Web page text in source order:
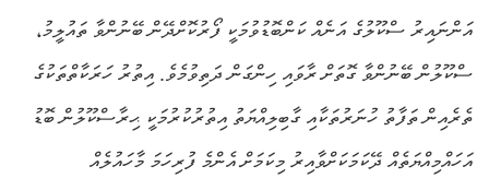
އަންނައިރު ސްކޫލުގެ އަނެއް ކަންބޮޑުވުމަކީ ފޯރުކޮށްދޭން ބޭނުންވާ ތައުލީމު،
ސްކޫލުން ބޭނުންވާ ގޮތަށް ރާވައި ހިންގަން ދަތިވުމެވެ. އިތުރު ހަރަކާތްތަކުގެ
ތެރެއިން ތަފާތު ހުނަރުތަކާއި ގާބިލިއްޔަތު އިތުރުކުރުމަކީ ޙިރާސްކޫލުން ބޮޑު
އަހައްމިއްޔަތެއް ދޭކަމަކަށްވާއިރު މިކަމަށް އެންމެ ފުރިހަމަ މާހައުލެއް